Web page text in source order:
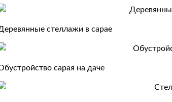
стеллажи в сарае
сарая на даче